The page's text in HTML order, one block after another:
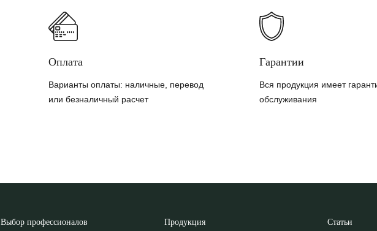
Оплата
Варианты оплаты: наличные, перевод
или безналичный расчет
Гарантии
Вся продукция имеет
обслуживания
Выбор профессионалов Продукция Статьи